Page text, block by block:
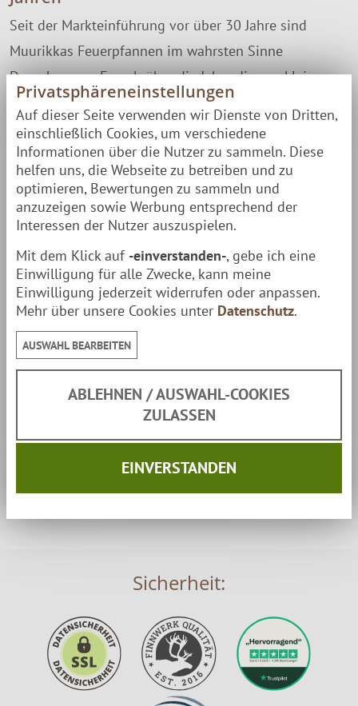
Seit der Markteinführung vor über 30 Jahre sind
Muurikkas Feuerpfannen im wahrsten Sinne
Dauerbrenner. Es gab über die Jahre diverse kleine
Änderungen aber die Grundidee dieses Klassikers
blieb immer gleich: Eine massive Pfanne zur
Zubereitung von Speisen direkt über dem Feuer. Die
Tradition, über dem im Freien richtig gut Kochen zu
können, wird bei Muurikka durch viele weitere
Produkte und neue raffinierte Ideen gepflegt.
Seit jeher garantiert:Unvergessliche Momente in der
Natur mit tollen Delikatessen von Grill & Rauch.
Produktsicherheit & Herstellerkontakt
Sicherheitsinformationen &
Kontaktdaten des Herstellers
Sicherheit:
Privatsphäreneinstellungen
Auf dieser Seite verwenden wir Dienste von Dritten,
einschließlich Cookies, um verschiedene
Informationen über die Nutzer zu sammeln. Diese
helfen uns, die Webseite zu betreiben und zu
optimieren, Bewertungen zu sammeln und
anzuzeigen sowie Werbung entsprechend der
Interessen der Nutzer auszuspielen.
Mit dem Klick auf -einverstanden-, gebe ich eine
Einwilligung für alle Zwecke, kann meine
Einwilligung jederzeit widerrufen oder anpassen.
Mehr über unsere Cookies unter Datenschutz.
AUSWAHL BEARBEITEN
ABLEHNEN / AUSWAHL-COOKIES
ZULASSEN
EINVERSTANDEN